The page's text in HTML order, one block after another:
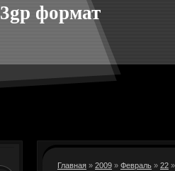
формат
Главная » 2009 » Февраль » 22